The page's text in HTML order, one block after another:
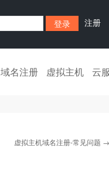
注册
域名注册 虚拟主机 云
虚拟主机域名注册-常见问题